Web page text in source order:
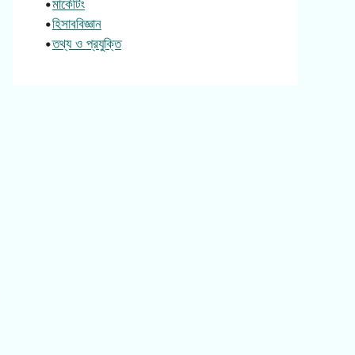
•মার্কেটিং
•হিসাববিজ্ঞান
•তথ্য ও প্রযুক্তি